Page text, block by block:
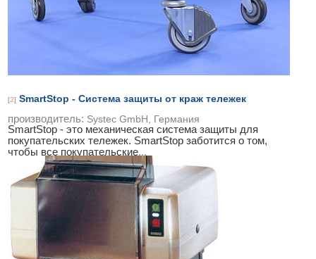
[2] SmartStop - Система защиты от краж тележек
SmartStop - это механическая система защиты для
покупательских тележек. SmartStop заботится о том,
чтобы все покупательские...
производитель: Systec GmbH, Германия